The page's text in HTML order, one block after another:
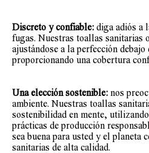
Discreto y confiable: diga adiós a
fugas. Nuestras toallas sanitarias
ajustándose a la perfección debajo
proporcionando una cobertura
Una elección sostenible: nos
ambiente. Nuestras toallas
sostenibilidad en mente,
prácticas de producción
sea buena para usted y el planeta
sanitarias de alta calidad.